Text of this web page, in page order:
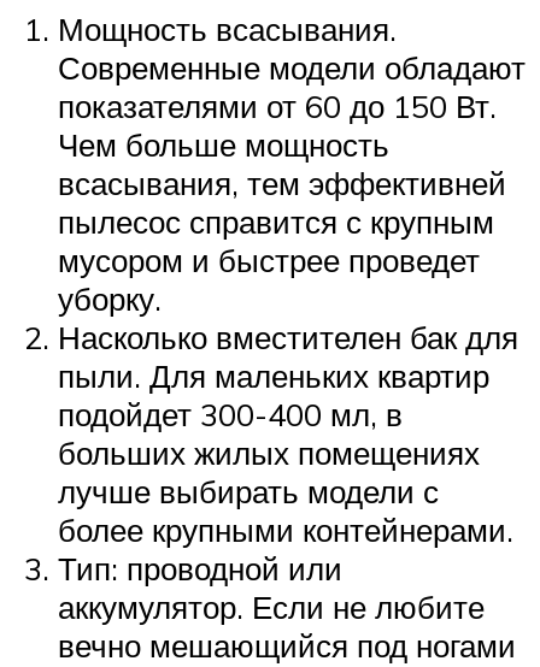
Мощность всасывания.
Современные модели обладают
показателями от 60 до 150 Вт.
Чем больше мощность
всасывания, тем эффективней
пылесос справится с крупным
мусором и быстрее проведет
уборку.
Насколько вместителен бак для
пыли. Для маленьких квартир
подойдет 300-400 мл, в
больших жилых помещениях
лучше выбирать модели с
более крупными контейнерами.
Тип: проводной или
аккумулятор. Если не любите
вечно мешающийся под ногами